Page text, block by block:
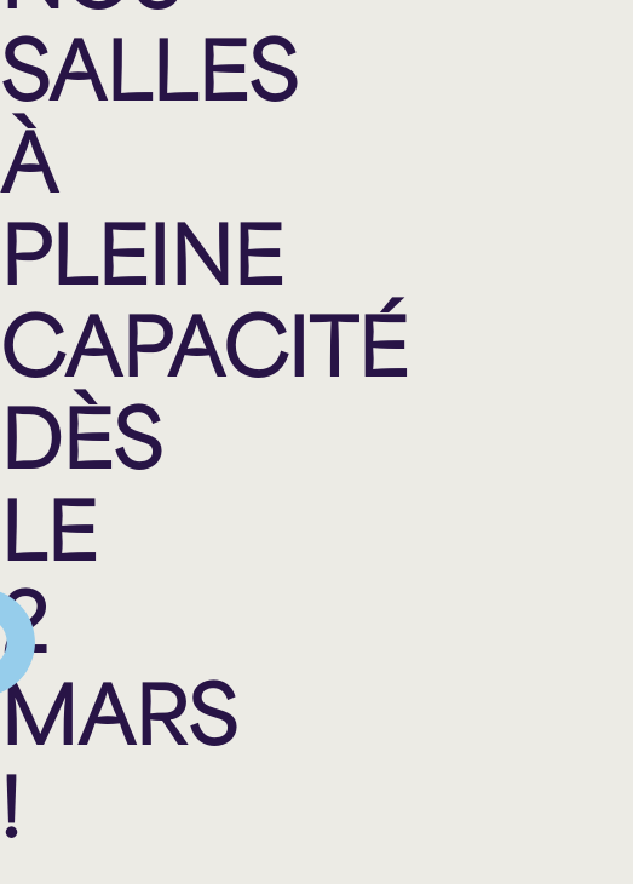
Variété
Apéro et perfo
SALLES
À
PLEINE
CAPACITÉ
DÈS
LE
2
MARS
!